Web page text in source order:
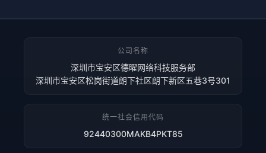
公司名称
深圳市宝安区德曜网络科技服务部
深圳市宝安区松岗街道朗下社区朗下新区五巷3号301
统一社会信用代码
92440300MAKB4PKT85